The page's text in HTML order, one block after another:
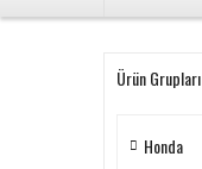
Ürün Grupları
Honda